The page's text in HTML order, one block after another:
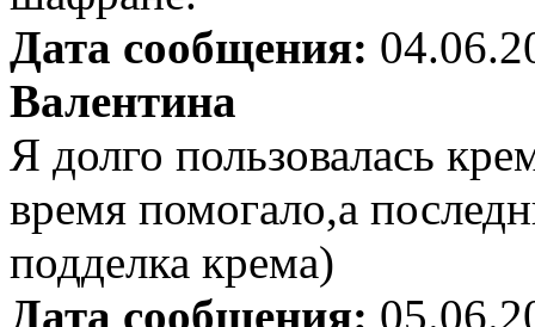
Дата сообщения:
Валентина
Я долго пользовалась
время помогало,а
подделка крема)
Дата сообщения: